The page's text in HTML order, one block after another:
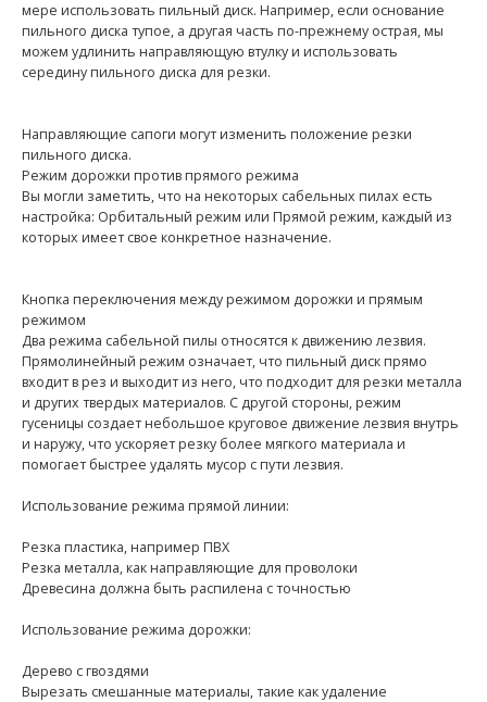
мере использовать пильный диск. Например, если основание
пильного диска тупое, а другая часть по-прежнему острая, мы
можем удлинить направляющую втулку и использовать
середину пильного диска для резки.
Направляющие сапоги могут изменить положение резки
пильного диска.
Режим дорожки против прямого режима
Вы могли заметить, что на некоторых сабельных пилах есть
настройка: Орбитальный режим или Прямой режим, каждый из
которых имеет свое конкретное назначение.
Кнопка переключения между режимом дорожки и прямым
режимом
Два режима сабельной пилы относятся к движению лезвия.
Прямолинейный режим означает, что пильный диск прямо
входит в рез и выходит из него, что подходит для резки металла
и других твердых материалов. С другой стороны, режим
гусеницы создает небольшое круговое движение лезвия внутрь
и наружу, что ускоряет резку более мягкого материала и
помогает быстрее удалять мусор с пути лезвия.
Использование режима прямой линии:
Резка пластика, например ПВХ
Резка металла, как направляющие для проволоки
Древесина должна быть распилена с точностью
Использование режима дорожки:
Дерево с гвоздями
Вырезать смешанные материалы, такие как удаление